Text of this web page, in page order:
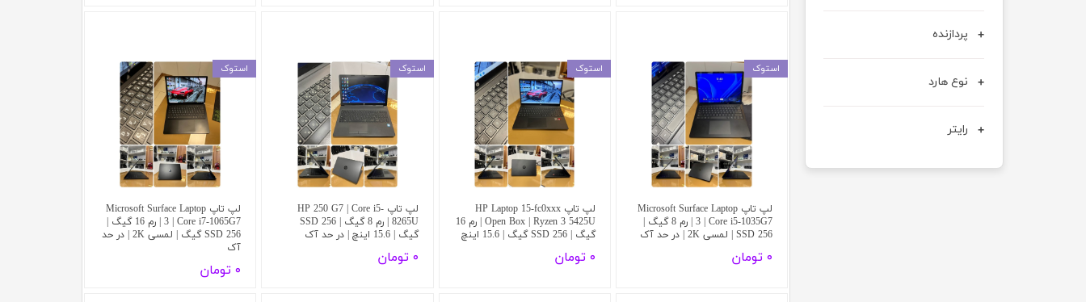
پردازنده
نوع هارد
رایتر
لپ تاپ Microsoft Surface Laptop
3 | Core i5-1035G7 | رم 8 گیگ |
SSD 256 | لمسی 2K | در حد آک
۰ تومان
استوک
لپ تاپ HP Laptop 15-fc0xxx
Open Box | Ryzen 3 5425U | رم 16
گیگ | SSD 256 گیگ | 15.6 اینچ
۰ تومان
استوک
لپ تاپ HP 250 G7 | Core i5-
8265U | رم 8 گیگ | SSD 256
گیگ | 15.6 اینچ | در حد آک
۰ تومان
استوک
لپ تاپ Microsoft Surface Laptop
3 | Core i7-1065G7 | رم 16 گیگ |
SSD 256 گیگ | لمسی 2K | در حد
آک
۰ تومان
استوک